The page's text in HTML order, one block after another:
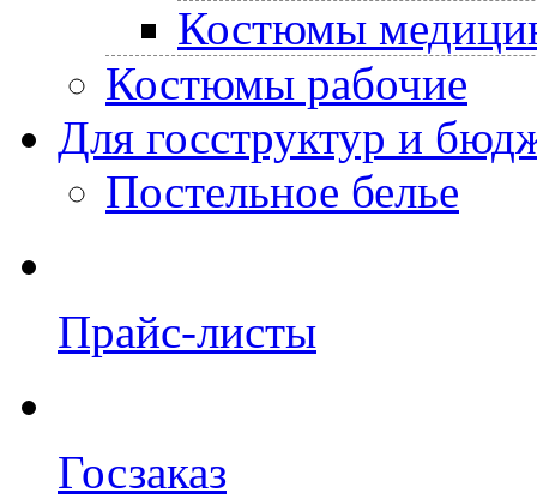
Костюмы
Костюмы рабочие
Для госструктур и
Постельное белье
Прайс-листы
Госзаказ